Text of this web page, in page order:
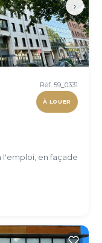
›
Réf. 59_0331
À LOUER
l'emploi, en façade